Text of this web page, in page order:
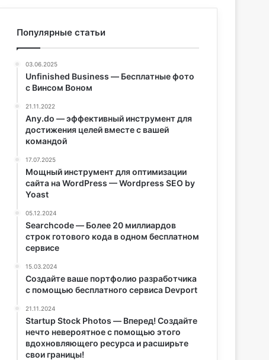
Популярные статьи
03.06.2025
Unfinished Business — Бесплатные фото
с Винсом Воном
21.11.2022
Any.do — эффективный инструмент для
достижения целей вместе с вашей
командой
17.07.2025
Мощный инструмент для оптимизации
сайта на WordPress — Wordpress SEO by
Yoast
05.12.2024
Searchcode — Более 20 миллиардов
строк готового кода в одном бесплатном
сервисе
15.03.2024
Создайте ваше портфолио разработчика
с помощью бесплатного сервиса Devport
21.11.2024
Startup Stock Photos — Вперед! Создайте
нечто невероятное с помощью этого
вдохновляющего ресурса и расширьте
свои границы!